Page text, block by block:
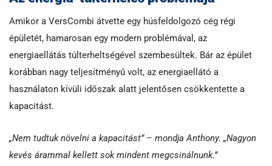
Amikor a VersCombi átvette egy húsfeldolgozó cég régi
épületét, hamarosan egy modern problémával, az
energiaellátás túlterheltségével szembesültek. Bár az épület
korábban nagy teljesítményű volt, az energiaellátó a
használaton kívüli időszak alatt jelentősen csökkentette a
kapacitást.
„Nem tudtuk növelni a kapacitást” – mondja Anthony. „Nagyon
kevés árammal kellett sok mindent megcsinálnunk.”